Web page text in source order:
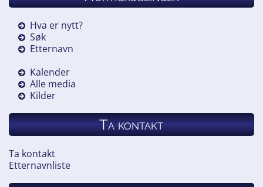
Hva er nytt?
Søk
Etternavn
Kalender
Alle media
Kilder
Ta kontakt
Ta kontakt
Etternavnliste